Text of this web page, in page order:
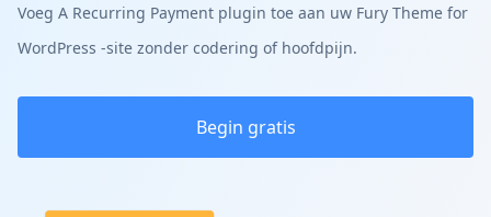
Voeg A Recurring Payment plugin toe aan uw Fury Theme for
WordPress -site zonder codering of hoofdpijn.
Begin gratis